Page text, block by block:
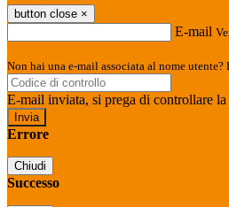
button close ×
E-mail
Non hai una e-mail associata al nome
E-mail inviata, si prega di controllare
Errore
Chiudi
Successo